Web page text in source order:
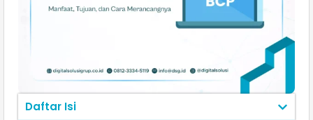
Daftar Isi